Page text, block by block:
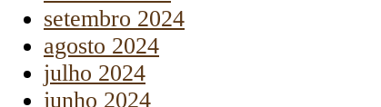
setembro 2024
agosto 2024
julho 2024
junho 2024